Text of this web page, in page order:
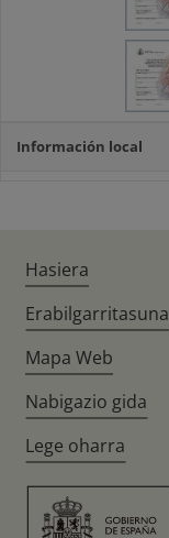
Información local
Hasiera
Erabilgarritasuna
Mapa Web
Nabigazio gida
Lege oharra